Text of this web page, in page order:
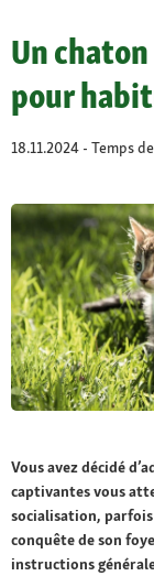
Un
pour
18.11.2024 - Temps
Vous avez décidé
captivantes vous
socialisation,
conquête de son
instructions